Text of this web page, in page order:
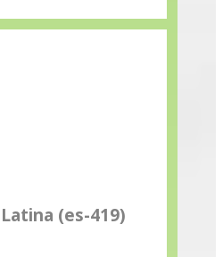
(es-419)